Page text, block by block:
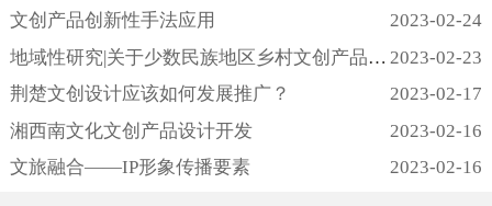
而遥远的，所以为了拉近文创产品设计与消费者
则、美观性原则，还需要考虑易理解性原则和趣
味性原则;在平面设计四大原则，亲密性原则、对
齐原则、重复原则和对比原则中，应该重点关注
2023-02-24
文创产品创新性手法应用
2023-02-23
地域性研究|关于少数民族地区乡村文创产品设计
2023-02-17
荆楚文创设计应该如何发展推广？
2023-02-16
湘西南文化文创产品设计开发
2023-02-16
文旅融合——IP形象传播要素